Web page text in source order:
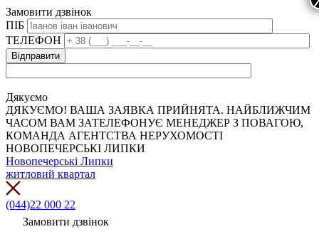
Замовити дзвінок
ПІБ
ТЕЛЕФОН
Дякуємо
ДЯКУЄМО! ВАША ЗАЯВКА ПРИЙНЯТА. НАЙБЛИЖЧИМ
ЧАСОМ ВАМ ЗАТЕЛЕФОНУЄ МЕНЕДЖЕР З ПОВАГОЮ,
КОМАНДА АГЕНТСТВА НЕРУХОМОСТІ
НОВОПЕЧЕРСЬКІ ЛИПКИ
Новопечерські Липки
житловий квартал
(044)22 000 22
Замовити дзвінок